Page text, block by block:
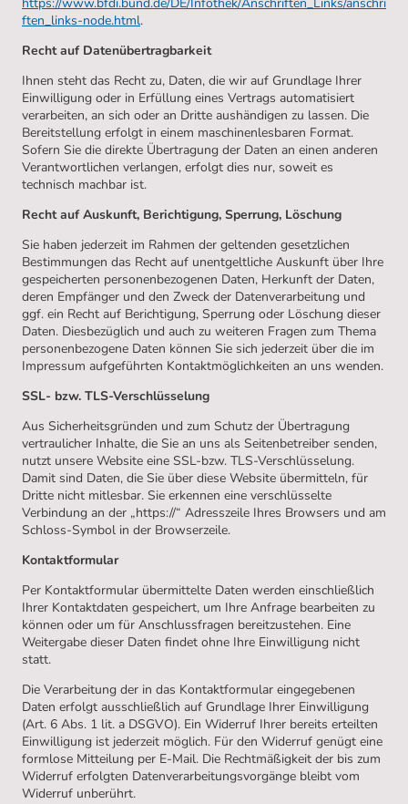
ften_links-node.html.
Recht auf Datenübertragbarkeit
Ihnen steht das Recht zu, Daten, die wir auf Grundlage Ihrer
Einwilligung oder in Erfüllung eines Vertrags automatisiert
verarbeiten, an sich oder an Dritte aushändigen zu lassen. Die
Bereitstellung erfolgt in einem maschinenlesbaren Format.
Sofern Sie die direkte Übertragung der Daten an einen anderen
Verantwortlichen verlangen, erfolgt dies nur, soweit es
technisch machbar ist.
Recht auf Auskunft, Berichtigung, Sperrung, Löschung
Sie haben jederzeit im Rahmen der geltenden gesetzlichen
Bestimmungen das Recht auf unentgeltliche Auskunft über Ihre
gespeicherten personenbezogenen Daten, Herkunft der Daten,
deren Empfänger und den Zweck der Datenverarbeitung und
ggf. ein Recht auf Berichtigung, Sperrung oder Löschung dieser
Daten. Diesbezüglich und auch zu weiteren Fragen zum Thema
personenbezogene Daten können Sie sich jederzeit über die im
Impressum aufgeführten Kontaktmöglichkeiten an uns wenden.
SSL- bzw. TLS-Verschlüsselung
Aus Sicherheitsgründen und zum Schutz der Übertragung
vertraulicher Inhalte, die Sie an uns als Seitenbetreiber senden,
nutzt unsere Website eine SSL-bzw. TLS-Verschlüsselung.
Damit sind Daten, die Sie über diese Website übermitteln, für
Dritte nicht mitlesbar. Sie erkennen eine verschlüsselte
Verbindung an der „https://“ Adresszeile Ihres Browsers und am
Schloss-Symbol in der Browserzeile.
Kontaktformular
Per Kontaktformular übermittelte Daten werden einschließlich
Ihrer Kontaktdaten gespeichert, um Ihre Anfrage bearbeiten zu
können oder um für Anschlussfragen bereitzustehen. Eine
Weitergabe dieser Daten findet ohne Ihre Einwilligung nicht
statt.
Die Verarbeitung der in das Kontaktformular eingegebenen
Daten erfolgt ausschließlich auf Grundlage Ihrer Einwilligung
(Art. 6 Abs. 1 lit. a DSGVO). Ein Widerruf Ihrer bereits erteilten
Einwilligung ist jederzeit möglich. Für den Widerruf genügt eine
formlose Mitteilung per E-Mail. Die Rechtmäßigkeit der bis zum
Widerruf erfolgten Datenverarbeitungsvorgänge bleibt vom
Widerruf unberührt.